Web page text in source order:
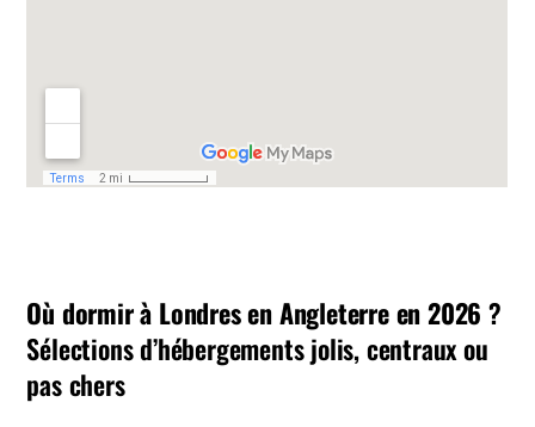
Où dormir à Londres en Angleterre en 2026?
Sélections d’hébergements jolis, centraux ou
pas chers